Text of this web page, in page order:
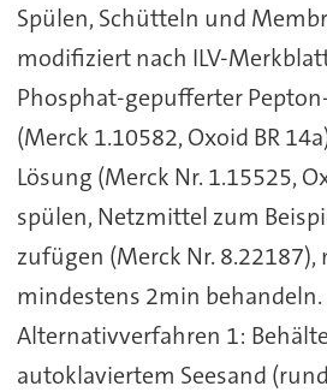
Spülen, Schütteln und
modifiziert nach ILV-
Phosphat-gepufferter
(Merck 1.10582, Oxoid BR
Lösung (Merck Nr. 1.15525,
spülen, Netzmittel zum
zufügen (Merck Nr.
mindestens 2min behandeln.
Alternativverfahren 1:
autoklaviertem Seesand